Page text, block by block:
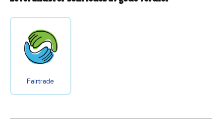
Fairtrade